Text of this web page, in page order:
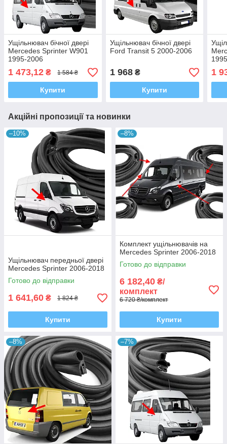
Ущільнювач бічної двері
Mercedes Sprinter W901
1995-2006
1 473,12 ₴ 1 584 ₴
Купити
Ущільнювач бічної двері
Ford Transit 5 2000-2006
1 968₴
Купити
1
Акційні пропозиції та новинки
–10%
Ущільнювач передньої двері
Mercedes Sprinter 2006-2018
Готово до відправки
1 641,60 ₴ 1 824 ₴
Купити
–8%
Комплект ущільнювачів на
Mercedes Sprinter 2006-2018
Готово до відправки
6 182,40 ₴/
комплект
6 720 ₴/комплект
Купити
–8% –7%